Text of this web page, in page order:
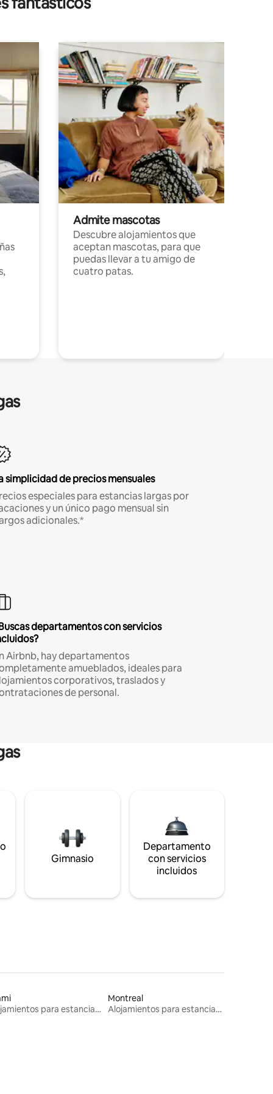
Admite mascotas
Descubre alojamientos que
aceptan mascotas, para que
puedas llevar a tu amigo de
cuatro patas.
simplicidad de precios mensuales
especiales para estancias largas por
y un único pago mensual sin
adicionales.*
departamentos con servicios
Airbnb, hay departamentos
amueblados, ideales para
corporativos, traslados y
de personal.
Gimnasio
Departamento
con servicios
incluidos
Alojamientos para estancias largas
Montreal
Alojamientos para estancias largas